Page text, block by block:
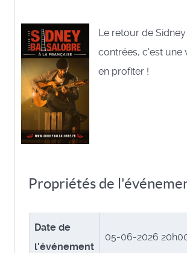
Le retour de
contrées, c'est une
en profiter !
Propriétés de
Date de
l'événement
05-06-2026